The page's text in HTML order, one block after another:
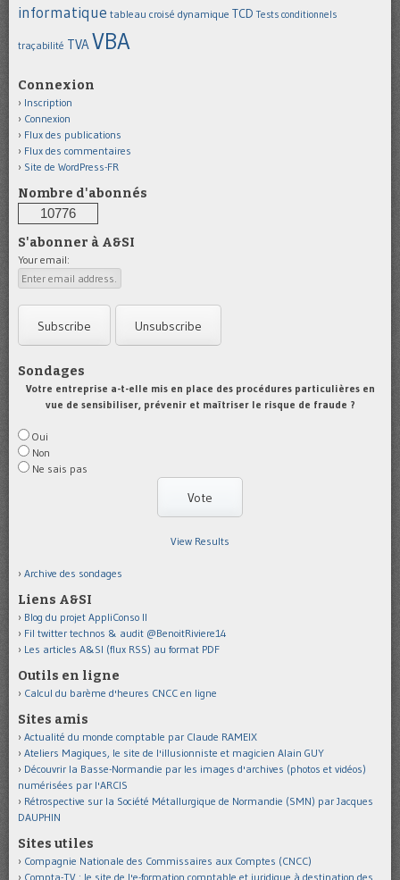
informatique tableau croisé dynamique TCD Tests conditionnels
traçabilité TVAVBA
Connexion
Inscription
Connexion
Flux des publications
Flux des commentaires
Site de WordPress-FR
Nombre d'abonnés
10776
S'abonner à A&SI
Your email:
Sondages
Votre entreprise a-t-elle mis en place des procédures particulières en
vue de sensibiliser, prévenir et maîtriser le risque de fraude ?
Oui
Non
Ne sais pas
View Results
Archive des sondages
Liens A&SI
Blog du projet AppliConso II
Fil twitter technos & audit @BenoitRiviere14
Les articles A&SI (flux RSS) au format PDF
Outils en ligne
Calcul du barème d'heures CNCC en ligne
Sites amis
Actualité du monde comptable par Claude RAMEIX
Ateliers Magiques, le site de l'illusionniste et magicien Alain GUY
Découvrir la Basse-Normandie par les images d'archives (photos et vidéos)
numérisées par l'ARCIS
Rétrospective sur la Société Métallurgique de Normandie (SMN) par Jacques
DAUPHIN
Sites utiles
Compagnie Nationale des Commissaires aux Comptes (CNCC)
Compta-TV : le site de l'e-formation comptable et juridique à destination des